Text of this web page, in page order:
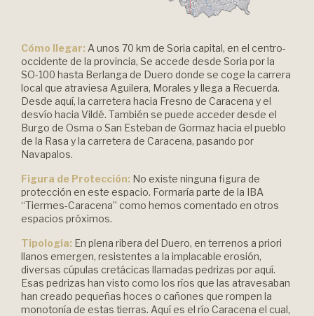
Cómo llegar: A unos 70 km de Soria capital, en el centro-
occidente de la provincia, Se accede desde Soria por la
SO-100 hasta Berlanga de Duero donde se coge la carrera
local que atraviesa Aguilera, Morales y llega a Recuerda.
Desde aquí, la carretera hacia Fresno de Caracena y el
desvío hacia Vildé. También se puede acceder desde el
Burgo de Osma o San Esteban de Gormaz hacia el pueblo
de la Rasa y la carretera de Caracena, pasando por
Navapalos.
Figura de Protección: No existe ninguna figura de
protección en este espacio. Formaría parte de la IBA
“Tiermes-Caracena” como hemos comentado en otros
espacios próximos.
Tipología: En plena ribera del Duero, en terrenos a priori
llanos emergen, resistentes a la implacable erosión,
diversas cúpulas cretácicas llamadas pedrizas por aquí.
Esas pedrizas han visto como los ríos que las atravesaban
han creado pequeñas hoces o cañones que rompen la
monotonía de estas tierras. Aquí es el río Caracena el cual,